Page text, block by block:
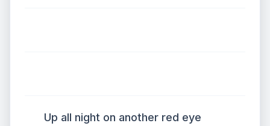
Up all night on another red eye